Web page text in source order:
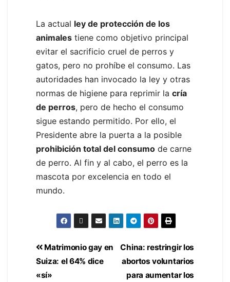
La actual ley de protección de los
animales tiene como objetivo principal
evitar el sacrificio cruel de perros y
gatos, pero no prohíbe el consumo. Las
autoridades han invocado la ley y otras
normas de higiene para reprimir la cría
de perros, pero de hecho el consumo
sigue estando permitido. Por ello, el
Presidente abre la puerta a la posible
prohibición total del consumo de carne
de perro. Al fin y al cabo, el perro es la
mascota por excelencia en todo el
mundo.
China: restringir los
abortos voluntarios
para aumentar los
Matrimonio gay en
Suiza: el 64% dice
«sí»